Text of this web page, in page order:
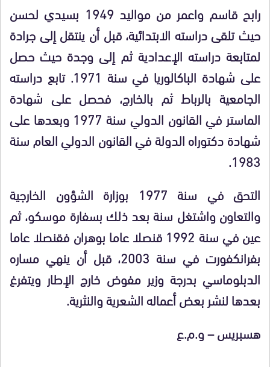
رابح قاسم واعمر من مواليد 1949 بسيدي لحسن
حيث تلقى دراسته الابتدائية، قبل أن ينتقل إلى جرادة
لمتابعة دراسته الإعدادية ثم إلى وجدة حيث حصل
على شهادة الباكالوريا في سنة 1971. تابع دراسته
الجامعية بالرباط ثم بالخارج، فحصل على شهادة
الماستر في القانون الدولي سنة 1977 وبعدها على
شهادة دكتوراه الدولة في القانون الدولي العام سنة
1983.
التحق في سنة 1977 بوزارة الشؤون الخارجية
والتعاون واشتغل سنة بعد ذلك بسفارة موسكو، ثم
عين في سنة 1992 قنصلا عاما بوهران فقنصلا عاما
بفرانكفورت في سنة 2003، قبل أن ينهي مساره
الدبلوماسي بدرجة وزير مفوض خارج الإطار ويتفرغ
بعدها لنشر بعض أعماله الشعرية والنثرية.
هسبريس – و.م.ع